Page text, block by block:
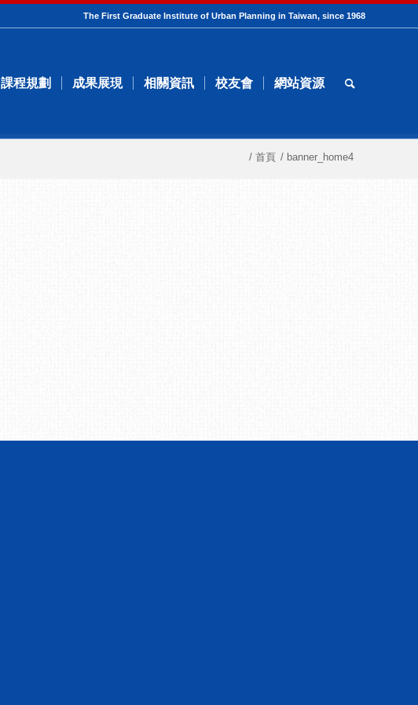
The First Graduate Institute of Urban Planning in Taiwan, since 1968
課程規劃 成果展現 相關資訊 校友會 網站資源
/ 首頁 / banner_home4